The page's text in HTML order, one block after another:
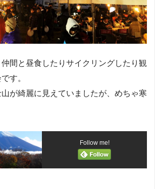
間と昼食したりサイクリングしたり観
す。
が綺麗に見えていましたが、めちゃ寒
Follow me!